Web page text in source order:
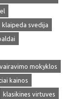
klaipeda svedija
mokyklos
kainos
klasikines virtuves